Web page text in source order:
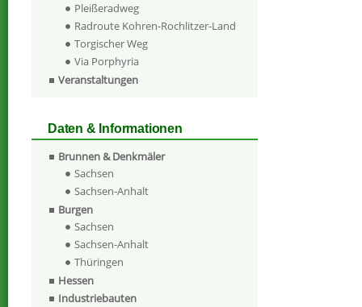
Pleißeradweg
Radroute Kohren-Rochlitzer-Land
Torgischer Weg
Via Porphyria
Veranstaltungen
Daten & Informationen
Brunnen & Denkmäler
Sachsen
Sachsen-Anhalt
Burgen
Sachsen
Sachsen-Anhalt
Thüringen
Hessen
Industriebauten